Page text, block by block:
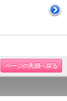
ページの先頭へ戻る